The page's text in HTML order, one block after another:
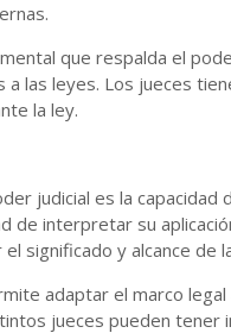
que respalda el
las leyes. Los jueces
la ley.
judicial es la
de interpretar su
significado y alcance de
adaptar el marco
jueces pueden